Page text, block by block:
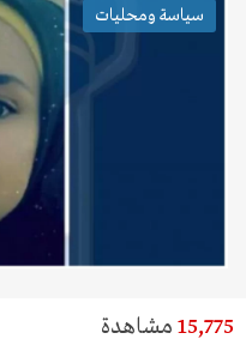
سياسة ومحليات
15,775 مشاهدة